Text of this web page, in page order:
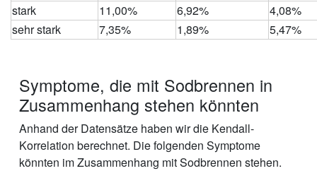
stark
11,00% 6,92%
4,08%
sehr stark
7,35% 1,89% 5,47%
Symptome, die mit Sodbrennen in
Zusammenhang stehen könnten
Anhand der Datensätze haben wir die Kendall-
Korrelation berechnet. Die folgenden Symptome
könnten im Zusammenhang mit Sodbrennen stehen.